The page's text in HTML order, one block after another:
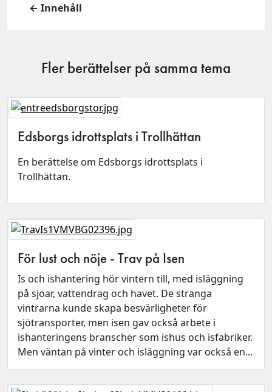
← Innehåll
Fler berättelser på samma tema
Edsborgs idrottsplats i Trollhättan
En berättelse om Edsborgs idrottsplats i
Trollhättan.
För lust och nöje - Trav på Isen
Is och ishantering hör vintern till, med isläggning
på sjöar, vattendrag och havet. De stränga
vintrarna kunde skapa besvärligheter för
sjötransporter, men isen gav också arbete i
ishanteringens branscher som ishus och isfabriker.
Men väntan på vinter och isläggning var också en...